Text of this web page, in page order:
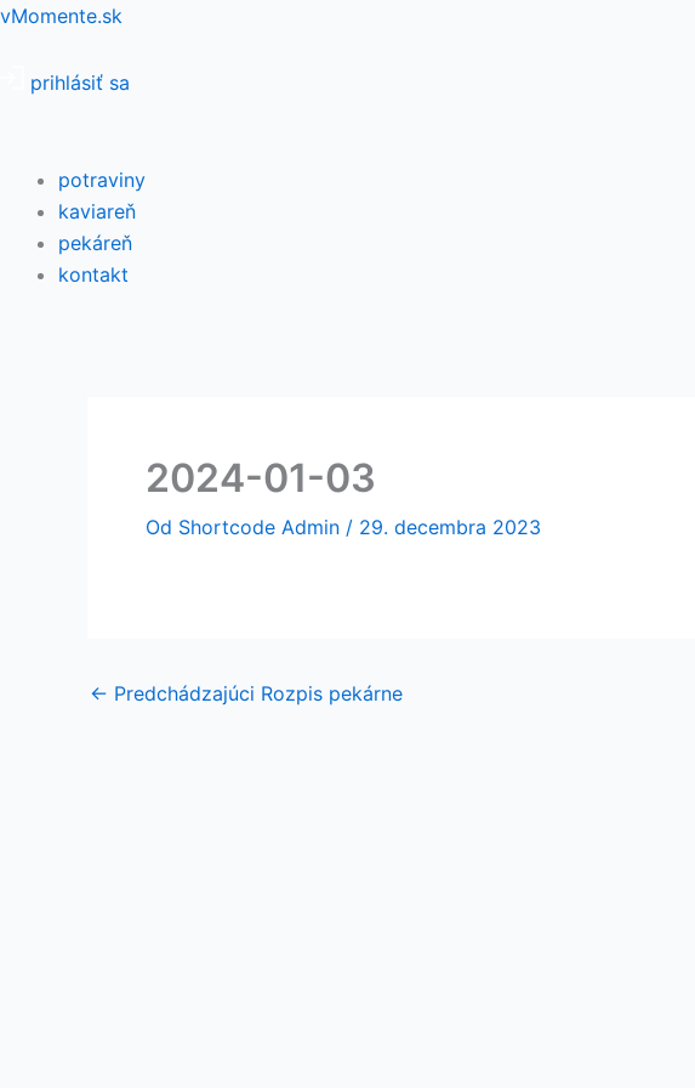
Preskočiť
obsah
vMomente.sk
prihlásiť sa
Menu
potraviny
kaviareň
pekáreň
kontakt
2024-01-03
Od Shortcode Admin / 29. decembra 2023
← Predchádzajúci Rozpis pekárne